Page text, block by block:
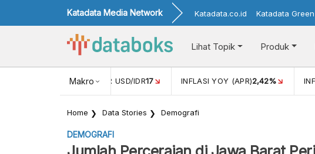
Katadata Media Network Katadata.co.id Katadata Green
Lihat Topik Produk
Makro
NILAI TUKAR USD/IDR17 INFLASI YOY (APR)2,42%
Home Data Stories Demografi
DEMOGRAFI